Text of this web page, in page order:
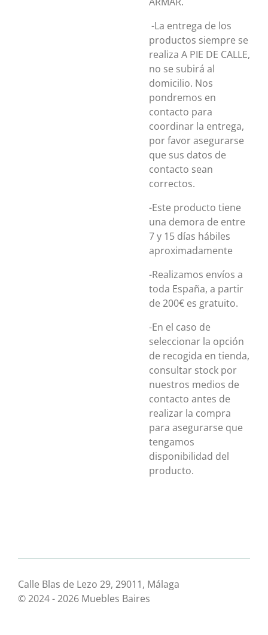
-La entrega de los
productos siempre se
realiza A PIE DE CALLE,
no se subirá al
domicilio. Nos
pondremos en
contacto para
coordinar la entrega,
por favor asegurarse
que sus datos de
contacto sean
correctos.
-Este producto tiene
una demora de entre
7 y 15 días hábiles
aproximadamente
-Realizamos envíos a
toda España, a partir
de 200€ es gratuito.
-En el caso de
seleccionar la opción
de recogida en tienda,
consultar stock por
nuestros medios de
contacto antes de
realizar la compra
para asegurarse que
tengamos
disponibilidad del
producto.
Calle Blas de Lezo 29, 29011, Málaga
© 2024 - 2026 Muebles Baires